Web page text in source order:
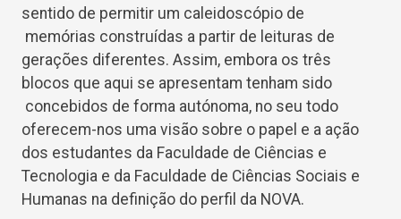
sentido de permitir um caleidoscópio de
memórias construídas a partir de leituras de
gerações diferentes. Assim, embora os três
blocos que aqui se apresentam tenham sido
concebidos de forma autónoma, no seu todo
oferecem-nos uma visão sobre o papel e a ação
dos estudantes da Faculdade de Ciências e
Tecnologia e da Faculdade de Ciências Sociais e
Humanas na definição do perfil da NOVA.